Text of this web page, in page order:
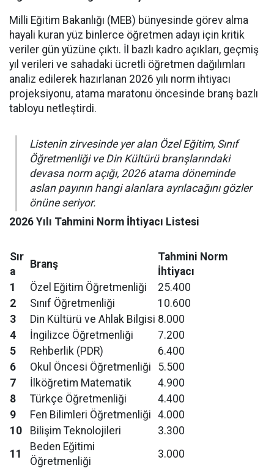
Milli Eğitim Bakanlığı (MEB) bünyesinde görev alma
hayali kuran yüz binlerce öğretmen adayı için kritik
veriler gün yüzüne çıktı. İl bazlı kadro açıkları, geçmiş
yıl verileri ve sahadaki ücretli öğretmen dağılımları
analiz edilerek hazırlanan 2026 yılı norm ihtiyacı
projeksiyonu, atama maratonu öncesinde branş bazlı
tabloyu netleştirdi.
Listenin zirvesinde yer alan Özel Eğitim, Sınıf
Öğretmenliği ve Din Kültürü branşlarındaki
devasa norm açığı, 2026 atama döneminde
aslan payının hangi alanlara ayrılacağını gözler
önüne seriyor.
2026 Yılı Tahmini Norm İhtiyacı Listesi
Sır
a
Branş
Tahmini Norm
İhtiyacı
1
Özel Eğitim Öğretmenliği
25.400
2
Sınıf Öğretmenliği
10.600
3
Din Kültürü ve Ahlak Bilgisi 8.000
4
İngilizce Öğretmenliği
7.200
5
Rehberlik (PDR)
6.400
6
Okul Öncesi Öğretmenliği
5.500
7
İlköğretim Matematik
4.900
8
Türkçe Öğretmenliği
4.400
9
Fen Bilimleri Öğretmenliği 4.000
10
Bilişim Teknolojileri
3.300
11
Beden Eğitimi
Öğretmenliği
3.000